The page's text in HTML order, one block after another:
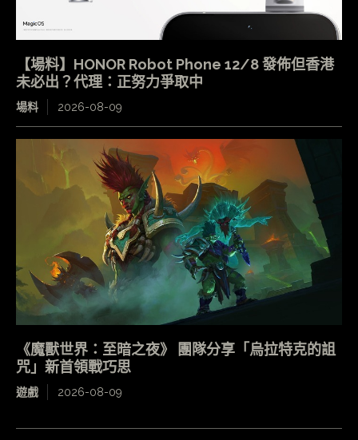
【場料】HONOR Robot Phone 12/8 發佈但香港
未必出？代理：正努力爭取中
場料 2026-08-09
《魔獸世界：至暗之夜》 團隊分享「烏拉特克的詛
咒」新首領戰巧思
遊戲 2026-08-09